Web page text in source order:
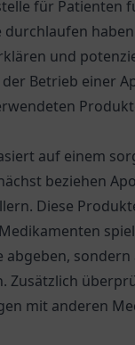
für Patienten
und
Betrieb einer
auf einem
beziehen
Diese
Zusätzlich
mit anderen